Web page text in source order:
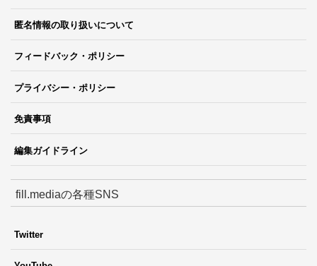
匿名情報の取り扱いについて
フィードバック・ポリシー
プライバシー・ポリシー
免責事項
編集ガイドライン
fill.mediaの各種SNS
Twitter